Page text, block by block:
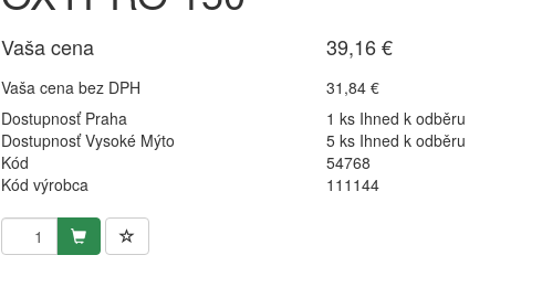
Vaša cena 39,16 €
Vaša cena bez DPH
31,84 €
Dostupnosť Praha
1 ks Ihned k odběru
Dostupnosť Vysoké Mýto
5 ks Ihned k odběru
Kód
54768
Kód výrobca
111144